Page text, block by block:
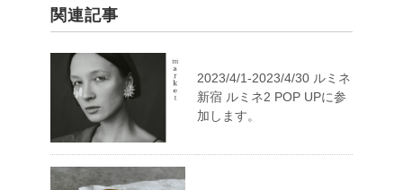
関連記事
2023/4/1-2023/4/30 ルミネ
新宿 ルミネ2 POP UPに参
加します。